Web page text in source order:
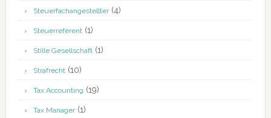
Steuerfachangestellter(4)
Steuerreferent(1)
Stille Gesellschaft(1)
Strafrecht(10)
Tax Accounting (19)
Tax Manager(1)